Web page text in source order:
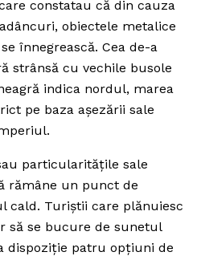
constatau că din cauza
obiectele metalice
înnegrească. Cea de-a
strânsă cu vechile busole
indica nordul, marea
pe baza așezării sale
particularitățile sale
rămâne un punct de
cald. Turiștii care plănuiesc
să se bucure de sunetul
dispoziție patru opțiuni de